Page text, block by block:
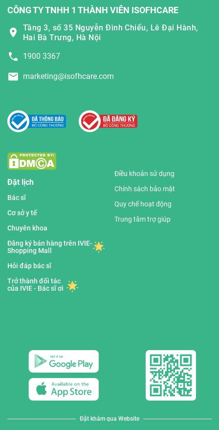
CÔNG TY TNHH 1 THÀNH VIÊN ISOFHCARE
Tầng 3, số 35 Nguyễn Đình Chiểu, Lê Đại Hành,
Hai Bà Trưng, Hà Nội
1900 3367
marketing@isofhcare.com
Đặt lịch
Bác sĩ
Cơ sở y tế
Chuyên khoa
Đăng ký bán hàng trên IVIE-
Shopping Mall
Hỏi đáp bác sĩ
Trở thành đối tác
của IVIE - Bác sĩ ơi
Điều khoản sử dụng
Chính sách bảo mật
Quy chế hoạt động
Trung tâm trợ giúp
Đặt khám qua Website